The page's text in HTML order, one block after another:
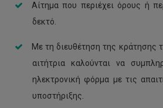
Αίτημα που περιέχει όρους ή
δεκτό.
Με τη διευθέτηση της κράτησης
αιτήτρια καλούνται να
ηλεκτρονική φόρμα με τις
υποστήριξης.